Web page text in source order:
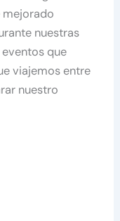
nuestras
que
viajemos entre
nuestro